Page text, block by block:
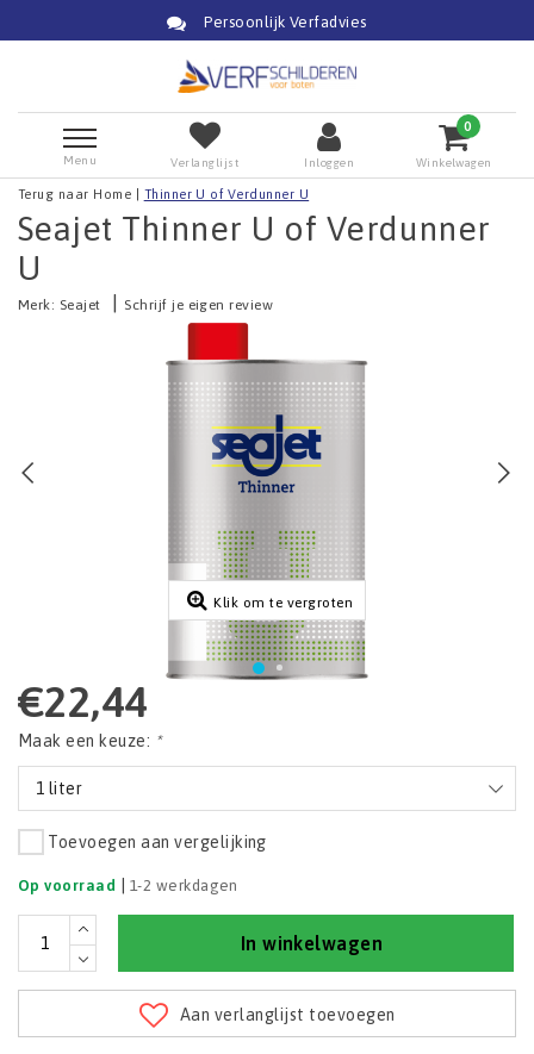
Persoonlijk Verfadvies
Menu Verlanglijst Inloggen
0
Winkelwagen
Terug naar Home Thinner U of Verdunner U
Seajet Thinner U of Verdunner
U
Merk: Seajet Schrijf je eigen review
Klik om te vergroten
€22,44
Maak een keuze: *
1 liter
Toevoegen aan vergelijking
Op voorraad 1-2 werkdagen
In winkelwagen
Aan verlanglijst toevoegen